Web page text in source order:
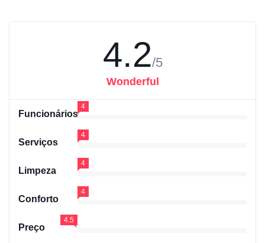
4.2/5
Wonderful
Funcionários
4
Serviços
4
Limpeza
4
Conforto
4
Preço
4.5